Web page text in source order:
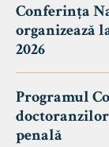
Conferința
organizează
2026
Programul
penală